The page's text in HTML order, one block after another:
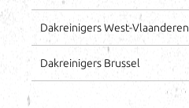
Dakreinigers West-Vlaanderen
Dakreinigers Brussel